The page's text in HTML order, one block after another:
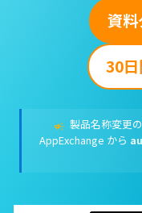
資
30
campaign 製品名称変更
AppExchange から